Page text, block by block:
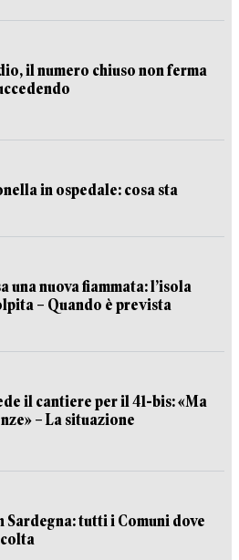
il numero chiuso non ferma
in ospedale: cosa sta
una nuova fiammata: l’isola
– Quando è prevista
il cantiere per il 41-bis: «Ma
– La situazione
Sardegna: tutti i Comuni dove